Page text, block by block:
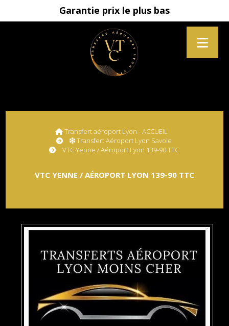
Garantie prix le plus bas
Transfert aéroport Lyon - ACCUEIL
Transfert Aéroport Lyon Savoie
VTC Yenne / Aéroport Lyon 139-90 TTC
VTC YENNE / AÉROPORT LYON 139-90 TTC